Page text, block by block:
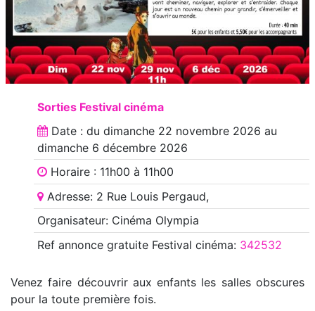
Sorties Festival cinéma
Date : du dimanche 22 novembre 2026 au
dimanche 6 décembre 2026
Horaire : 11h00 à 11h00
Adresse: 2 Rue Louis Pergaud,
Organisateur: Cinéma Olympia
Ref annoncegratuite Festival cinéma: 342532
Venez faire découvrir aux enfants les salles obscures
pour la toute première fois.